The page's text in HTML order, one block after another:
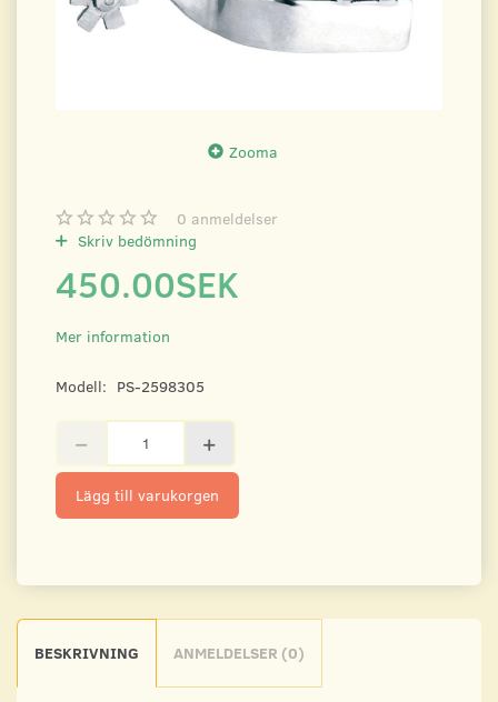
Zooma
0 anmeldelser
Skriv bedömning
450.00SEK
Mer information
Modell: PS-2598305
Lägg till varukorgen
BESKRIVNING ANMELDELSER (0)